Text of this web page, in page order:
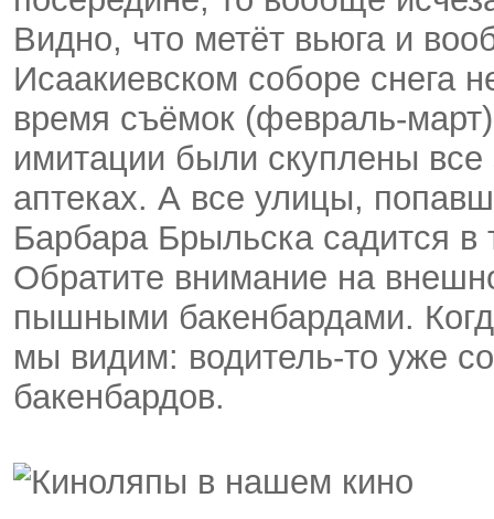
Видно, что метёт вьюга и
Исаакиевском соборе снега
время съёмок (февраль-
имитации были скуплены
аптеках. А все улицы,
Барбара Брыльска садится в
Обратите внимание на
пышными бакенбардами.
мы видим: водитель-то уже
бакенбардов.